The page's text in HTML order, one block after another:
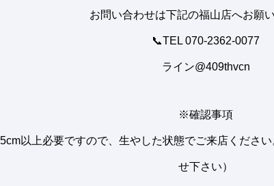
お問い合わせは下記の福山店へお願
📞TEL 070-2362-0077
ライン@409thvcn
※確認事項
以上必要ですので、生やした状態でご来店くだ
せ下さい）